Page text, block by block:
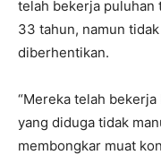
telah bekerja puluhan
33 tahun, namun
diberhentikan.
“Mereka telah
yang diduga tidak
membongkar muat